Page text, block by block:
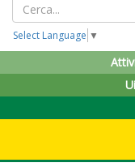
Select Language ▼